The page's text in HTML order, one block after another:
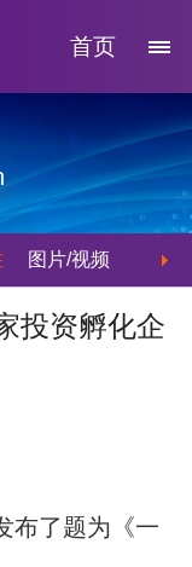
首页
图片/视频
投资孵化企
布了题为《一